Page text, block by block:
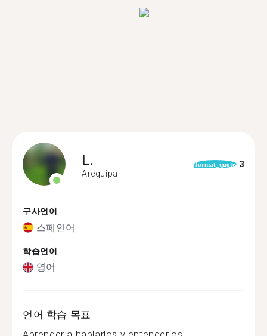
L.
Arequipa
format_quote 3
구사언어
스페인어
학습언어
영어
언어 학습 목표